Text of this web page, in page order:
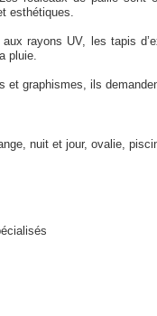
esthétiques.
rayons UV, les tapis
pluie.
et graphismes, ils
nuit et jour, ovalie,